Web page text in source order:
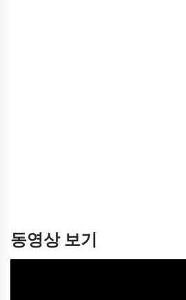
동영상 보기